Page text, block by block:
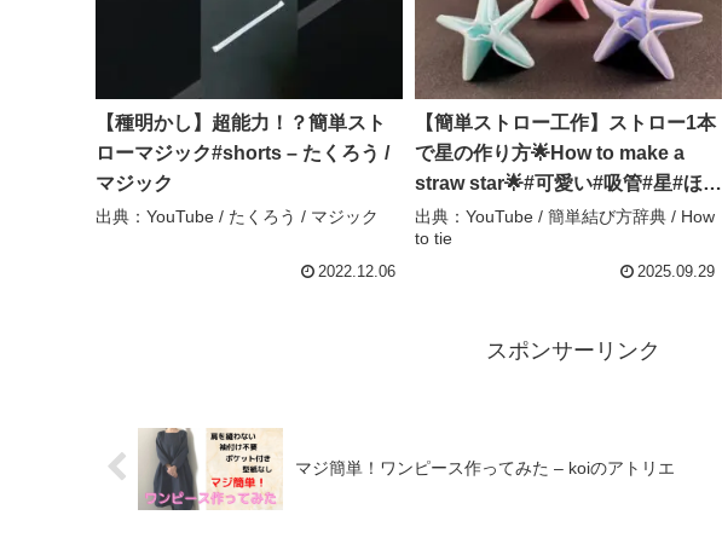
【種明かし】超能力！？簡単スト
ローマジック#shorts – たくろう /
マジック
出典：YouTube / たくろう / マジック
2022.12.06
【簡単ストロー工作】ストロー1本
で星の作り方🌟How to make a
straw star🌟#可愛い#吸管#星#ほし
#編#별#Star#スター#스타#保存#工
作#折り方#結び方#ストロー#DIY –
簡単結び方辞典 / How to tie
出典：YouTube / 簡単結び方辞典 / How
to tie
2025.09.29
スポンサーリンク
マジ簡単！ワンピース作ってみた – koiのアトリエ